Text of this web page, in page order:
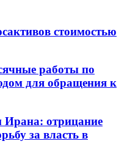
стоимостью
работы по
для обращения к
Ирана: отрицание
за власть в